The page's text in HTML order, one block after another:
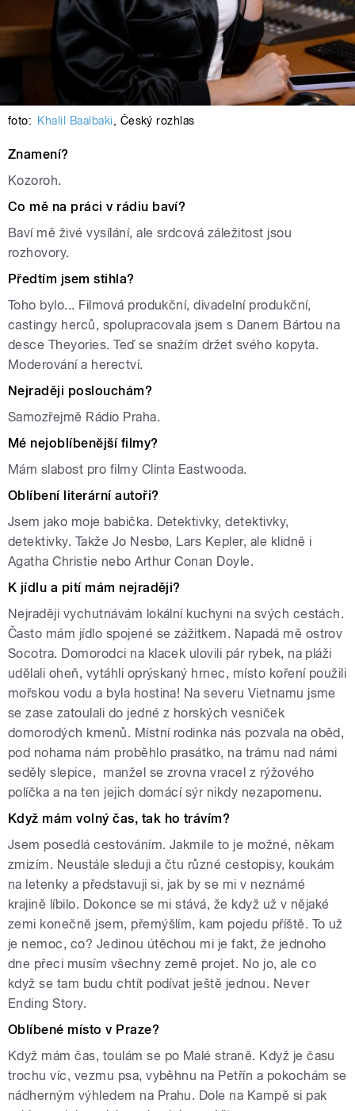
foto: Khalil Baalbaki, Český rozhlas
Znamení?
Kozoroh.
Co mě na práci v rádiu baví?
Baví mě živé vysílání, ale srdcová záležitost jsou
rozhovory.
Předtím jsem stihla?
Toho bylo... Filmová produkční, divadelní produkční,
castingy herců, spolupracovala jsem s Danem Bártou na
desce Theyories. Teď se snažím držet svého kopyta.
Moderování a herectví.
Nejraději poslouchám?
Samozřejmě Rádio Praha.
Mé nejoblíbenější filmy?
Mám slabost pro filmy Clinta Eastwooda.
Oblíbení literární autoři?
Jsem jako moje babička. Detektivky, detektivky,
detektivky. Takže Jo Nesbø, Lars Kepler, ale klidně i
Agatha Christie nebo Arthur Conan Doyle.
K jídlu a pití mám nejraději?
Nejraději vychutnávám lokální kuchyni na svých cestách.
Často mám jídlo spojené se zážitkem. Napadá mě ostrov
Socotra. Domorodci na klacek ulovili pár rybek, na pláži
udělali oheň, vytáhli oprýskaný hrnec, místo koření použili
mořskou vodu a byla hostina! Na severu Vietnamu jsme
se zase zatoulali do jedné z horských vesniček
domorodých kmenů. Místní rodinka nás pozvala na oběd,
pod nohama nám proběhlo prasátko, na trámu nad námi
seděly slepice, manžel se zrovna vracel z rýžového
políčka a na ten jejich domácí sýr nikdy nezapomenu.
Když mám volný čas, tak ho trávím?
Jsem posedlá cestováním. Jakmile to je možné, někam
zmizím. Neustále sleduji a čtu různé cestopisy, koukám
na letenky a představuji si, jak by se mi v neznámé
krajině líbilo. Dokonce se mi stává, že když už v nějaké
zemi konečně jsem, přemýšlím, kam pojedu příště. To už
je nemoc, co? Jedinou útěchou mi je fakt, že jednoho
dne přeci musím všechny země projet. No jo, ale co
když se tam budu chtít podívat ještě jednou. Never
Ending Story.
Oblíbené místo v Praze?
Když mám čas, toulám se po Malé straně. Když je času
trochu víc, vezmu psa, vyběhnu na Petřín a pokochám se
nádherným výhledem na Prahu. Dole na Kampě si pak